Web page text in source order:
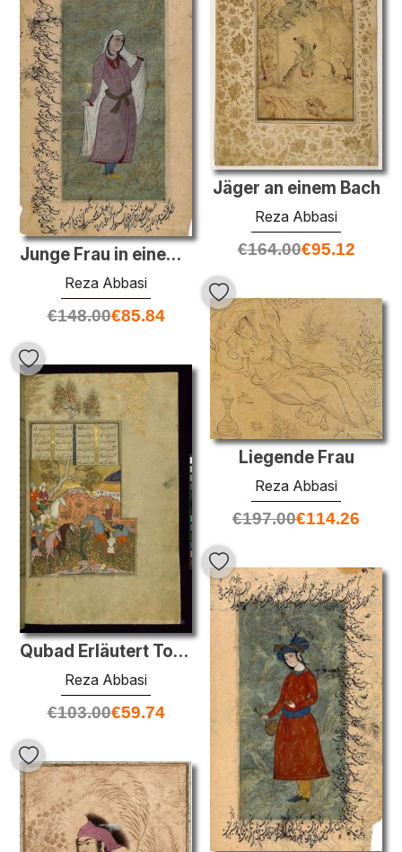
Jäger an einem Bach
Reza Abbasi
€164.00€95.12
Junge Frau in einem verpackung weiß
Reza Abbasi
€148.00€85.84
Liegende Frau
Reza Abbasi
€197.00€114.26
Qubad Erläutert Tod vor Kämpfen Barman
Reza Abbasi
€103.00€59.74